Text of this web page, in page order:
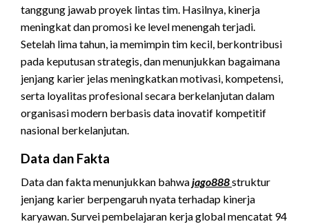
tanggung jawab proyek lintas tim. Hasilnya, kinerja
meningkat dan promosi ke level menengah terjadi.
Setelah lima tahun, ia memimpin tim kecil, berkontribusi
pada keputusan strategis, dan menunjukkan bagaimana
jenjang karier jelas meningkatkan motivasi, kompetensi,
serta loyalitas profesional secara berkelanjutan dalam
organisasi modern berbasis data inovatif kompetitif
nasional berkelanjutan.
Data dan Fakta
Data dan fakta menunjukkan bahwajago888struktur
jenjang karier berpengaruh nyata terhadap kinerja
karyawan. Survei pembelajaran kerja global mencatat 94